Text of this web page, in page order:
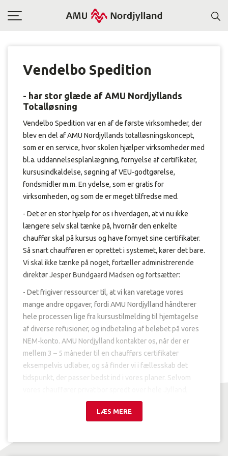
Toggle
Vendelbo Spedition
- har stor glæde af AMU Nordjyllands
Totalløsning
Vendelbo Spedition var en af de første virksomheder, der
blev en del af AMU Nordjyllands totalløsningskoncept,
som er en service, hvor skolen hjælper virksomheder med
bl.a. uddannelsesplanlægning, fornyelse af certifikater,
kursusindkaldelse, søgning af VEU-godtgørelse,
fondsmidler m.m. En ydelse, som er gratis for
virksomheden, og som de er meget tilfredse med.
- Det er en stor hjælp for os i hverdagen, at vi nu ikke
længere selv skal tænke på, hvornår den enkelte
chauffør skal på kursus og have fornyet sine certifikater.
Så snart chaufføren er oprettet i systemet, kører det bare.
Vi skal ikke tænke på noget, fortæller administrerende
direktør Jesper Bundgaard Madsen og fortsætter:
- Det frigiver ressourcer til, at vi kan varetage vores
mange andre opgaver, fordi AMU Nordjylland håndterer
hele processen lige fra kursustilmelding til hjemtagelse
af diverse refusioner, og indbetaling af beløbet på vores
NEM-konto. AMU Nordjylland kontakter os, når der er
mellem 3 – 5 måneder til en chaufførs certifikater
eksempelvis udløber, og så finder vi i fællesskab det
tidspunkt, der passer bedst ind i vores planer. Selvom
sørger AMU Nordjylland for at få chaufførerne på kursus
på den skole, der ligger nærmest deres private bopæl. Vi
LÆS MERE